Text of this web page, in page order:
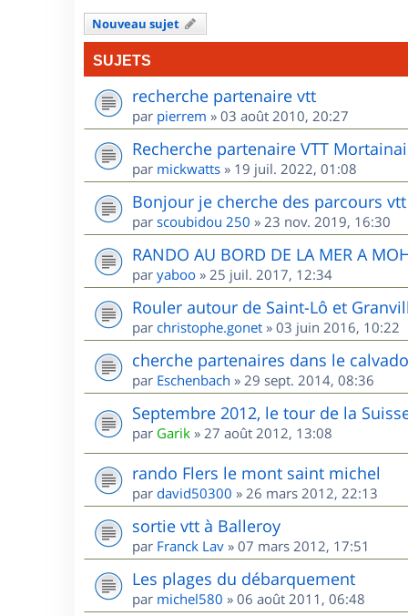
Nouveau sujet
SUJETS
recherche partenaire vtt
par pierrem » 03 août 2010, 20:27
Recherche partenaire VTT
par mickwatts » 19 juil. 2022, 01:08
Bonjour je cherche des parcours
par scoubidou 250 » 23 nov. 2019, 16:30
RANDO AU BORD DE LA MER A
par yaboo » 25 juil. 2017, 12:34
Rouler autour de Saint-Lô et
par christophe.gonet » 03 juin 2016, 10:22
cherche partenaires dans le
par Eschenbach » 29 sept. 2014, 08:36
Septembre 2012, le tour de la
par Garik » 27 août 2012, 13:08
rando Flers le mont saint michel
par david50300 » 26 mars 2012, 22:13
sortie vtt à Balleroy
par Franck Lav » 07 mars 2012, 17:51
Les plages du débarquement
par michel580 » 06 août 2011, 06:48